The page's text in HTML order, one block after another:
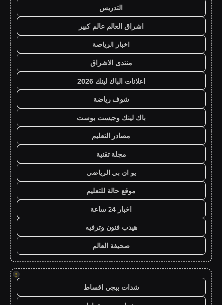
التدريس
اشراق العالم عالم كبير
اخبار الرياضة
منتدى الاشراق
اعلانات الباك لينك 2026
شوف رياضة
باك لينك وجيست بوست
مصادر التعليم
مجلة تقنية
يو ان بي الرياضي
موقع حالة للتعليم
اخبار 24 ساعة
هيدب فنون وترفيه
صحيفة العالم
!
شدات ببجي اقساط